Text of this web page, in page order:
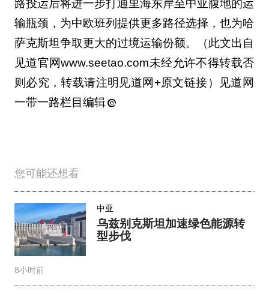
路投运后将进一步打通里海东岸至中亚腹地的运
输瓶颈，为中欧班列提供更多路径选择，也为哈
萨克斯坦争取更大的过境运输份额。（此文出自
见道官网www.seetao.com未经允许不得转载否
则必究，转载请注明见道网+原文链接）见道网
一带一路栏目编辑
您可能还想看
中亚
乌兹别克斯坦加速绿色能源转
型步伐
8小时前